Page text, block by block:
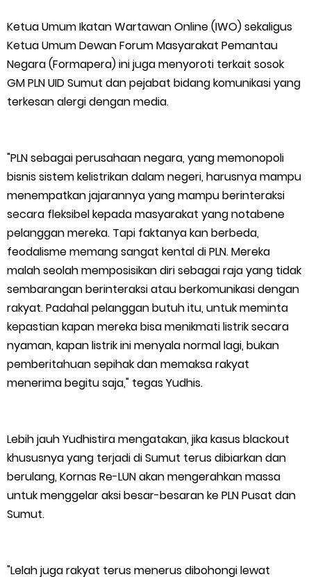
Saturday, 8 August
Ketua Umum Ikatan Wartawan Online (IWO) sekaligus
Ketua Umum Dewan Forum Masyarakat Pemantau
Negara (Formapera) ini juga menyoroti terkait sosok
GM PLN UID Sumut dan pejabat bidang komunikasi yang
terkesan alergi dengan media.
"PLN sebagai perusahaan negara, yang memonopoli
bisnis sistem kelistrikan dalam negeri, harusnya mampu
menempatkan jajarannya yang mampu berinteraksi
secara fleksibel kepada masyarakat yang notabene
pelanggan mereka. Tapi faktanya kan berbeda,
feodalisme memang sangat kental di PLN. Mereka
malah seolah memposisikan diri sebagai raja yang tidak
sembarangan berinteraksi atau berkomunikasi dengan
rakyat. Padahal pelanggan butuh itu, untuk meminta
kepastian kapan mereka bisa menikmati listrik secara
nyaman, kapan listrik ini menyala normal lagi, bukan
pemberitahuan sepihak dan memaksa rakyat
menerima begitu saja," tegas Yudhis.
Lebih jauh Yudhistira mengatakan, jika kasus blackout
khususnya yang terjadi di Sumut terus dibiarkan dan
berulang, Kornas Re-LUN akan mengerahkan massa
untuk menggelar aksi besar-besaran ke PLN Pusat dan
Sumut.
"Lelah juga rakyat terus menerus dibohongi lewat